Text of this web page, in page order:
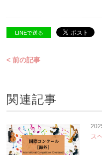
LINEで送る
< 前の記事
関連記事
ス